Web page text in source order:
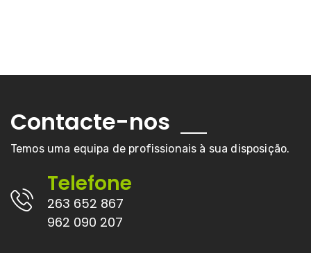
Contacte-nos
Temos uma equipa de profissionais à sua disposição.
Telefone
263 652 867
962 090 207